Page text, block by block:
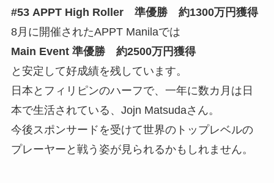
#53 APPT High Roller 準優勝 約1300万円獲得
8月に開催されたAPPT Manilaでは
Main Event 準優勝 約2500万円獲得
と安定して好成績を残しています。
日本とフィリピンのハーフで、一年に数カ月は日
本で生活されている、Jojn Matsudaさん。
今後スポンサードを受けて世界のトップレベルの
プレーヤーと戦う姿が見られるかもしれません。